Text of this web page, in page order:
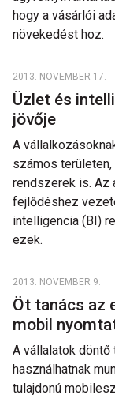
hogy a vásárlói
növekedést hoz.
2013. NOVEMBER 17.
Üzlet és
jövője
A
számos
rendszerek is. Az
fejlődéshez
intelligencia (BI)
ezek.
2013. NOVEMBER 9.
Öt tanács az
mobil
A vállalatok
használhatnak
tulajdonú